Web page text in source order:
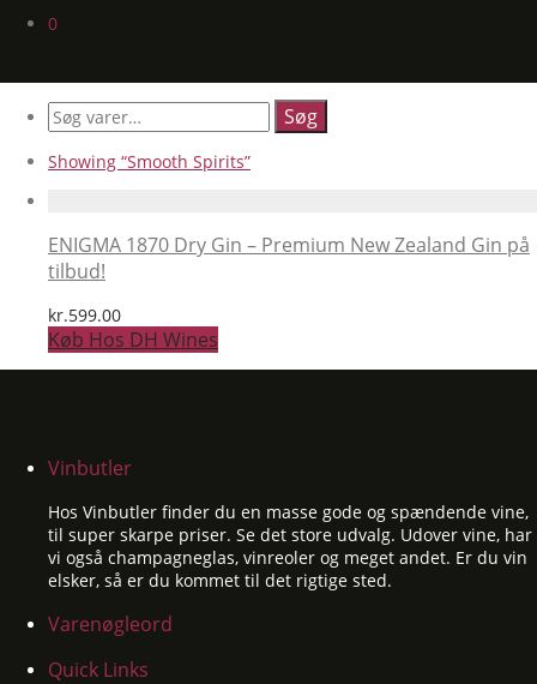
0
Søg
efter:
Showing “Smooth Spirits”
ENIGMA 1870 Dry Gin – Premium New Zealand Gin på
tilbud!
kr.599.00
Køb Hos DH Wines
Vinbutler
Hos Vinbutler finder du en masse gode og spændende vine,
til super skarpe priser. Se det store udvalg. Udover vine, har
vi også champagneglas, vinreoler og meget andet. Er du vin
elsker, så er du kommet til det rigtige sted.
Varenøgleord
Quick Links